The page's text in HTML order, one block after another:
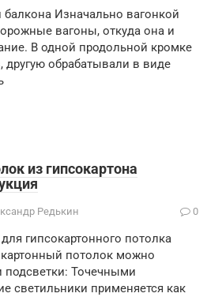
балкона Изначально вагонкой
вагоны, откуда она и
В одной продольной кромке
другую обрабатывали в виде
из гипсокартона
Редькин 0
гипсокартонного потолка
потолок можно
Точечными
светильники применяется как